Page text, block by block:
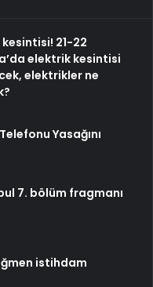
21-22
elektrik kesintisi
elektrikler ne
Yasağını
7. bölüm fragmanı
istihdam